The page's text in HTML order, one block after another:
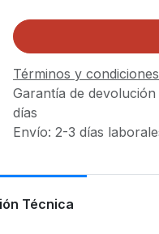
Términos y condiciones
Garantía de devolución
días
Envío: 2-3 días
Técnica